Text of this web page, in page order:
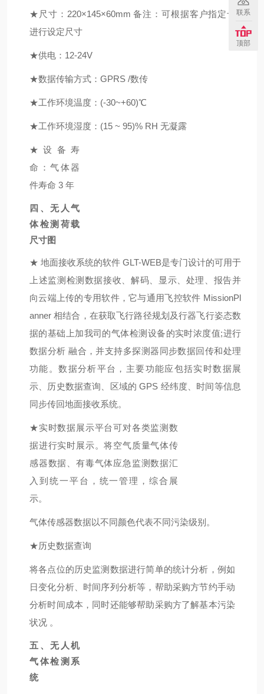
★ 尺寸：220×145×60mm 备注：可根据客户指定卡板
进行设定尺寸
★供电：12-24V
★数据传输方式：GPRS /数传
★工作环境温度：(-30~+60)℃
★工作环境湿度：(15 ~ 95)% RH 无凝露
★设备寿
命：气体器
件寿命 3 年
四、无人气
体检测荷载
尺寸图
★ 地面接收系统的软件 GLT-WEB是专门设计的可用于
上述监测检测数据接收、解码、显示、 处理、报告并
向云端上传的专用软件，它与通用飞控软件 MissionPl
anner 相结合，在获取飞行路径规划及行器飞行姿态数
据的基础上加我司的气体检测设备的实时浓度值;进行
数据分析 融合，并支持多探测器同步数据回传和处理
功能。数据分析平台，主要功能应包括实时数据展
示、历史数据查询、区域的 GPS 经纬度、时间等信息
同步传回地面接收系统。
★实时数据展示平台可对各类监测数
据进行实时展示。将空气质量气体传
感器数据、有毒气体应急监测数据汇
入到统一平台，统一管理，综合展
示。
气体传感器数据以不同颜色代表不同污染级别。
★历史数据查询
将各点位的历史监测数据进行简单的统计分析，例如
日变化分析、时间序列分析等，帮助采购方节约手动
分析时间成本，同时还能够帮助采购方了解基本污染
状况 。
五、无人机
气体检测系
统
联系
顶部